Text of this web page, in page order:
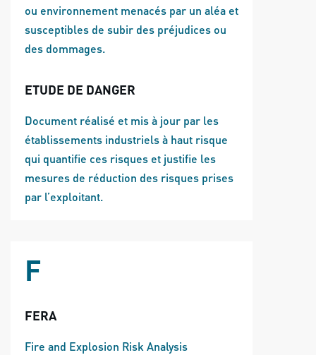
ou environnement menacés par un aléa et
susceptibles de subir des préjudices ou
des dommages.
ETUDE DE DANGER
Document réalisé et mis à jour par les
établissements industriels à haut risque
qui quantifie ces risques et justifie les
mesures de réduction des risques prises
par l’exploitant.
F
FERA
Fire and Explosion Risk Analysis